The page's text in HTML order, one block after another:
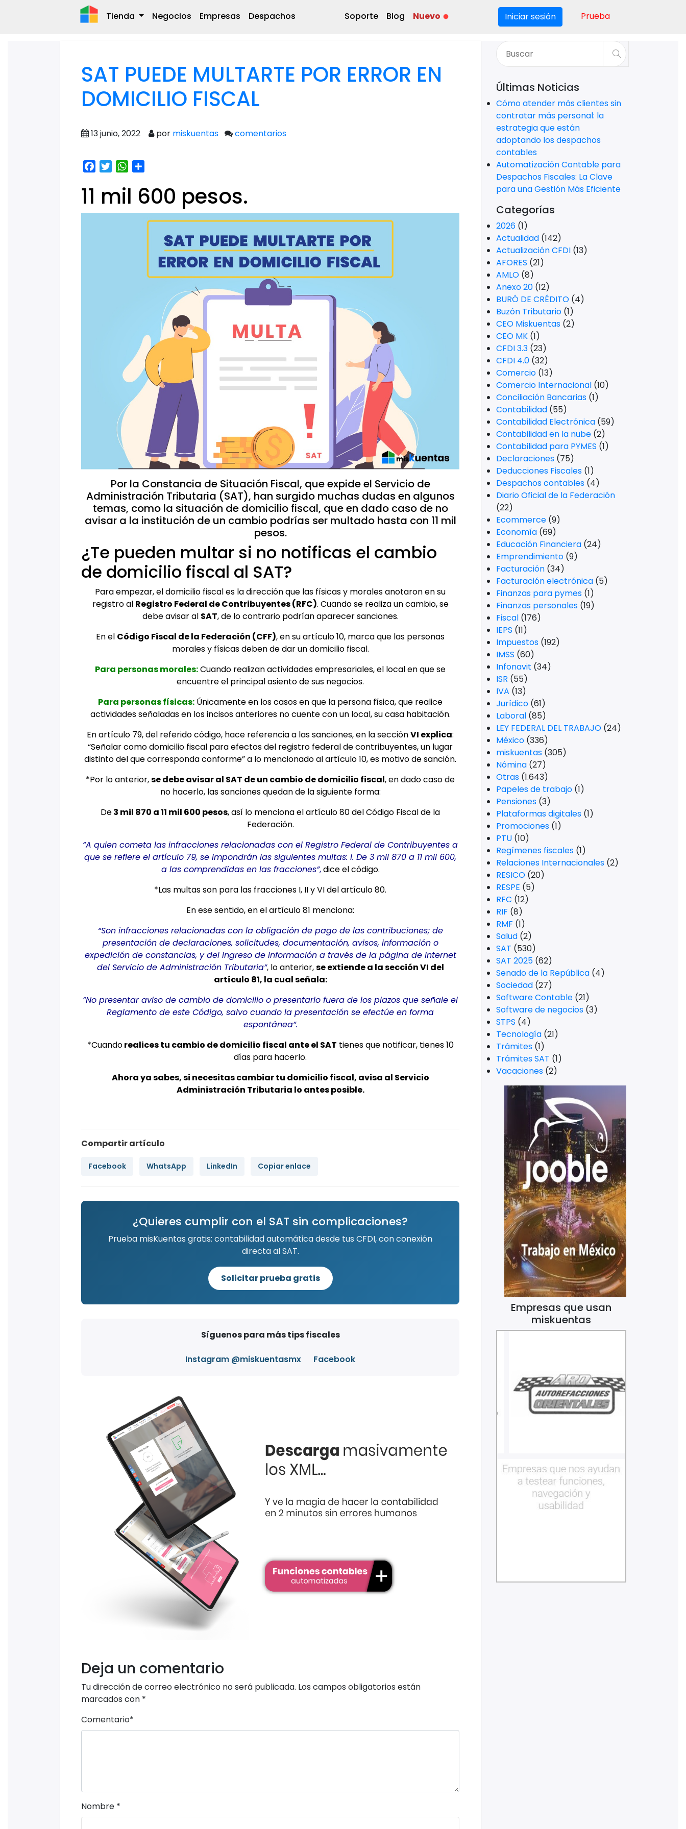
Tienda Negocios Empresas Despachos Soporte Blog Nuevo Iniciar sesión Prueba
SAT PUEDE MULTARTE POR ERROR EN
DOMICILIO FISCAL
13 junio, 2022 por miskuentas comentarios
Facebook
TwitterWhatsApp
11 mil 600 pesos.
Por la Constancia de Situación Fiscal, que expide el Servicio de
Administración Tributaria (SAT), han surgido muchas dudas en algunos
temas, como la situación de domicilio fiscal, que en dado caso de no
avisar a la institución de un cambio podrías ser multado hasta con 11 mil
pesos.
¿Te pueden multar si no notificas el cambio
de domicilio fiscal al SAT?
Para empezar, el domicilio fiscal es la dirección que las físicas y morales anotaron en su
registro al Registro Federal de Contribuyentes (RFC). Cuando se realiza un cambio, se
debe avisar al SAT, de lo contrario podrían aparecer sanciones.
En el Código Fiscal de la Federación (CFF), en su artículo 10, marca que las personas
morales y físicas deben de dar un domicilio fiscal.
Para personas morales:Cuando realizan actividades empresariales, el local en que se
encuentre el principal asiento de sus negocios.
Para personas físicas: Únicamente en los casos en que la persona física, que realice
actividades señaladas en los incisos anteriores no cuente con un local, su casa habitación.
En artículo 79, del referido código, hace referencia a las sanciones, en la secciónVI explica:
“Señalar como domicilio fiscal para efectos del registro federal de contribuyentes, un lugar
distinto del que corresponda conforme” a lo mencionado al artículo 10, es motivo de sanción.
*Por lo anterior,se debe avisar al SAT de un cambio de domicilio fiscal, en dado caso de
no hacerlo, las sanciones quedan de la siguiente forma:
De3 mil 870 a 11 mil 600 pesos, así lo menciona el artículo 80 del Código Fiscal de la
Federación.
“A quien cometa las infracciones relacionadas con el Registro Federal de Contribuyentes a
que se refiere el artículo 79, se impondrán las siguientes multas: I. De 3 mil 870 a 11 mil 600,
a las comprendidas en las fracciones”,dice el código.
*Las multas son para las fracciones I, II y VI del artículo 80.
En ese sentido, en el artículo 81 menciona:
“Son infracciones relacionadas con la obligación de pago de las contribuciones; de
presentación de declaraciones, solicitudes, documentación, avisos, información o
expedición de constancias, y del ingreso de información a través de la página de Internet
del Servicio de Administración Tributaria”, lo anterior,se extiende a la sección VI del
artículo 81, la cual señala:
“No presentar aviso de cambio de domicilio o presentarlo fuera de los plazos que señale el
Reglamento de este Código, salvo cuando la presentación se efectúe en forma
espontánea”.
*Cuandorealices tu cambio de domicilio fiscal ante el SAT tienes que notificar, tienes 10
días para hacerlo.
Ahora ya sabes, si necesitas cambiar tu domicilio fiscal, avisa al Servicio
Administración Tributaria lo antes posible.
Compartir artículo
Facebook WhatsApp LinkedIn Copiar enlace
¿Quieres cumplir con el SAT sin complicaciones?
Prueba misKuentas gratis: contabilidad automática desde tus CFDI, con conexión
directa al SAT.
Solicitar prueba gratis
Síguenos para más tips fiscales
Instagram @miskuentasmx Facebook
Deja un comentario
Tu dirección de correo electrónico no será publicada. Los campos obligatorios están
marcados con *
Comentario*
Nombre *
Últimas Noticias
Cómo atender más clientes sin
contratar más personal: la
estrategia que están
adoptando los despachos
contables
Automatización Contable para
Despachos Fiscales: La Clave
para una Gestión Más Eficiente
Categorías
2026 (1)
Actualidad (142)
Actualización CFDI (13)
AFORES (21)
AMLO (8)
Anexo 20 (12)
BURÓ DE CRÉDITO (4)
Buzón Tributario (1)
CEO Miskuentas (2)
CEO MK (1)
CFDI 3.3 (23)
CFDI 4.0 (32)
Comercio (13)
Comercio Internacional (10)
Conciliación Bancarias (1)
Contabilidad (55)
Contabilidad Electrónica (59)
Contabilidad en la nube (2)
Contabilidad para PYMES (1)
Declaraciones (75)
Deducciones Fiscales (1)
Despachos contables (4)
Diario Oficial de la Federación
(22)
Ecommerce (9)
Economía (69)
Educación Financiera (24)
Emprendimiento (9)
Facturación (34)
Facturación electrónica (5)
Finanzas para pymes (1)
Finanzas personales (19)
Fiscal (176)
IEPS (11)
Impuestos (192)
IMSS (60)
Infonavit (34)
ISR (55)
IVA (13)
Jurídico (61)
Laboral (85)
LEY FEDERAL DEL TRABAJO (24)
México (336)
miskuentas (305)
Nómina (27)
Otras (1.643)
Papeles de trabajo (1)
Pensiones (3)
Plataformas digitales (1)
Promociones (1)
PTU (10)
Regímenes fiscales (1)
Relaciones Internacionales (2)
RESICO (20)
RESPE (5)
RFC (12)
RIF (8)
RMF (1)
Salud (2)
SAT (530)
SAT 2025 (62)
Senado de la República (4)
Sociedad (27)
Software Contable (21)
Software de negocios (3)
STPS (4)
Tecnología (21)
Trámites (1)
Trámites SAT (1)
Vacaciones (2)
Empresas que usan
miskuentas